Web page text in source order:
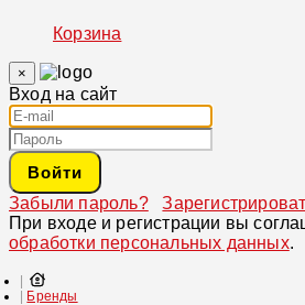
Корзина
×
Вход на сайт
Войти
Забыли пароль?
При входе и регистрации вы
обработки персональных данных.
Бренды